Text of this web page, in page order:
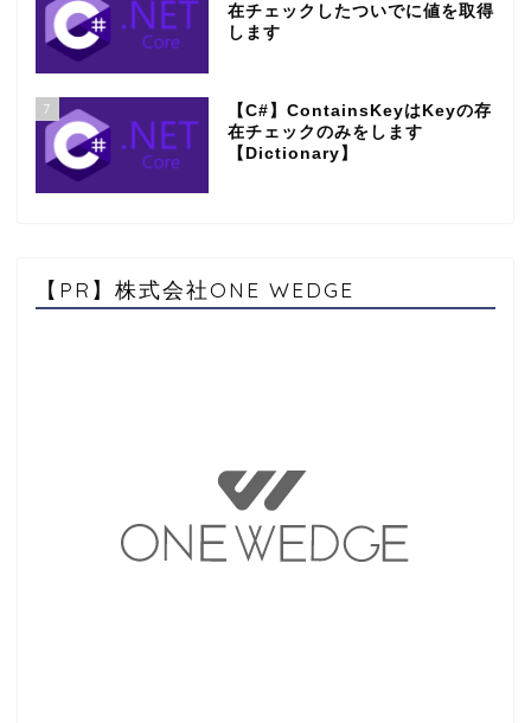
在チェックしたついでに値を取得
します
7
【C#】ContainsKeyはKeyの存
在チェックのみをします
【Dictionary】
【PR】株式会社ONE WEDGE